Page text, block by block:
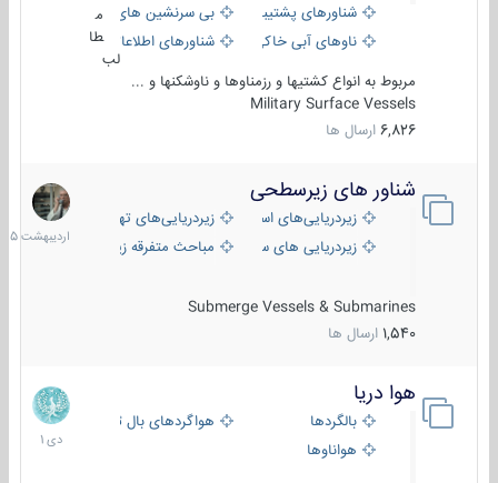
شناورهای پشتیبانی
بی سرنشین های دریایی
ناوهای آبی خاکی و نیروبرشناورهای اطلاعاتی و جاسوسی
طا
لب
مربوط به انواع کشتیها و رزمناوها و ناوشکنها و ...
Military Surface Vessels
6,826 ارسال ها
شناور های زیرسطحی
زیردریایی‌های استراتژیکزیردریایی‌های تهاجمی
زیردریایی های سبک
مباحث متفرقه زیرسطحی
Submerge Vessels & Submarines
1,540 ارسال ها
31
1405
هوا دریا
بالگردها
هواگردهای بال ثابت
هواناوها
12
دی
1401